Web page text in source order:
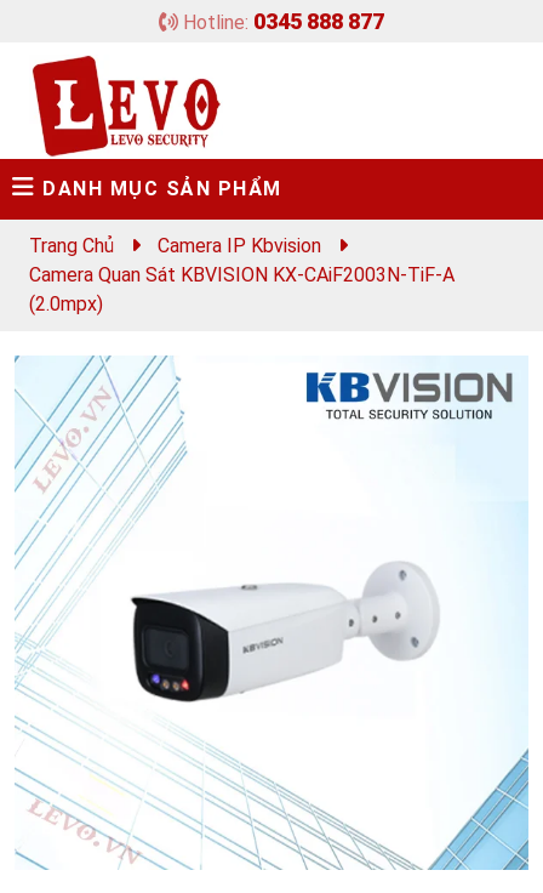
Hotline: 0345 888 877
DANH MỤC SẢN PHẨM
Trang Chủ
Camera IP Kbvision
Camera Quan Sát KBVISION KX-CAiF2003N-TiF-A
(2.0mpx)